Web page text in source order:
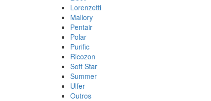
Lorenzetti
Mallory
Pentair
Polar
Purific
Ricozon
Soft Star
Summer
Ulfer
Outros